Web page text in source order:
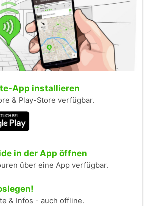
App installieren
& Play-Store verfügbar.
in der App öffnen
über eine App verfügbar.
& Infos - auch offline.